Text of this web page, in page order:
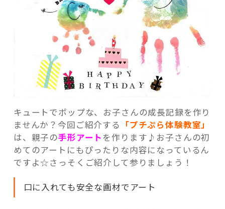
キュートでポップな、お子さんの成長記録を作り
ませんか？今回ご紹介する 「プチぷら体験教室」
は、親子の手形アート を作ります♪お子さんの初
めてのアートにもぴったりな内容になっているん
ですよ☆さっそくご紹介して参りましょう！
口に入れても安全な画材でアート